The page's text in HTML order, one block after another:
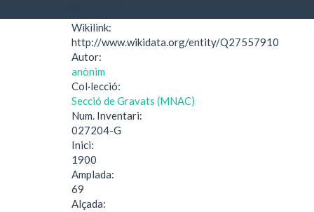
Wikilink:
http://www.wikidata.org/entity/Q27557910
Autor:
anònim
Col·lecció:
Secció de Gravats (MNAC)
Num. Inventari:
027204-G
Inici:
1900
Amplada:
69
Alçada: